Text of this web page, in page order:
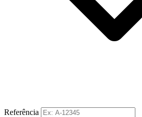
Referência